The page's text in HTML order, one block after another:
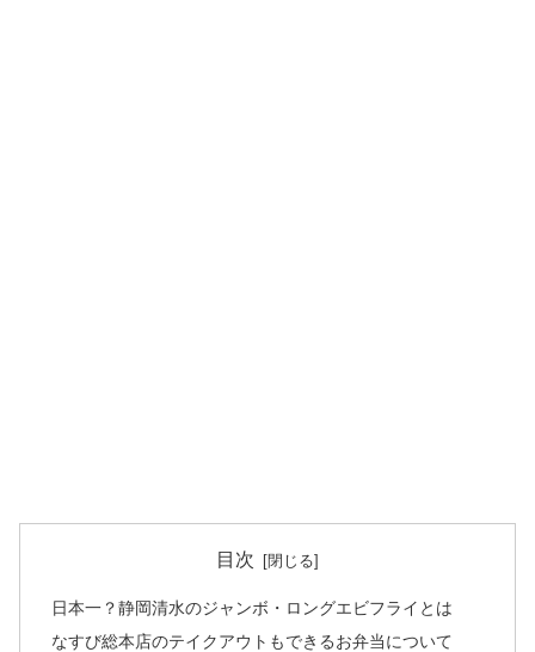
目次
日本一？静岡清水のジャンボ・ロングエビフライとは
なすび総本店のテイクアウトもできるお弁当について